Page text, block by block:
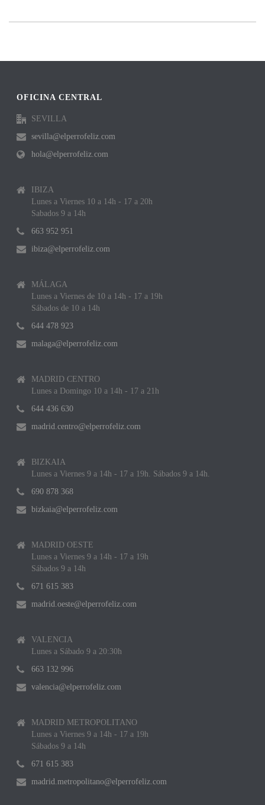
OFICINA CENTRAL
SEVILLA
sevilla@elperrofeliz.com
hola@elperrofeliz.com
IBIZA
Lunes a Viernes 10 a 14h - 17 a 20h
Sabados 9 a 14h
663 952 951
ibiza@elperrofeliz.com
MÁLAGA
Lunes a Viernes de 10 a 14h - 17 a 19h
Sábados de 10 a 14h
644 478 923
malaga@elperrofeliz.com
MADRID CENTRO
Lunes a Domingo 10 a 14h - 17 a 21h
644 436 630
madrid.centro@elperrofeliz.com
BIZKAIA
Lunes a Viernes 9 a 14h - 17 a 19h. Sábados 9 a 14h.
690 878 368
bizkaia@elperrofeliz.com
MADRID OESTE
Lunes a Viernes 9 a 14h - 17 a 19h
Sábados 9 a 14h
671 615 383
madrid.oeste@elperrofeliz.com
VALENCIA
Lunes a Sábado 9 a 20:30h
663 132 996
valencia@elperrofeliz.com
MADRID METROPOLITANO
Lunes a Viernes 9 a 14h - 17 a 19h
Sábados 9 a 14h
671 615 383
madrid.metropolitano@elperrofeliz.com